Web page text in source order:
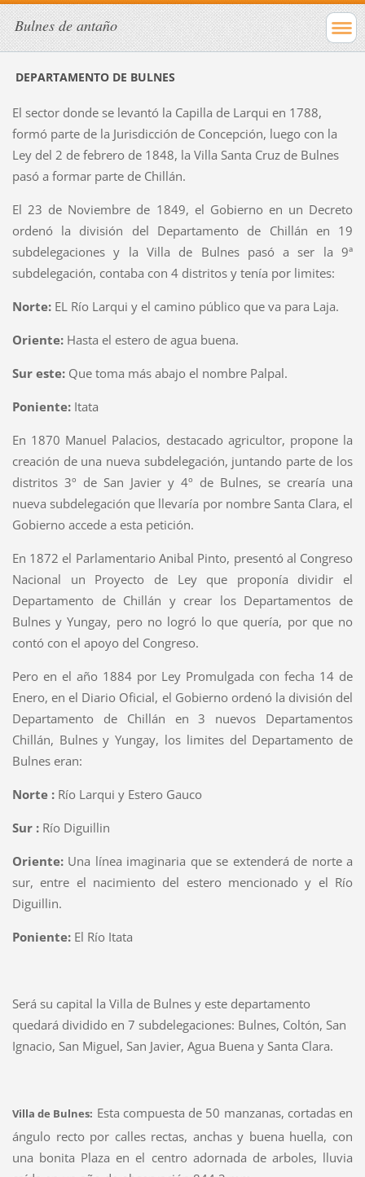
Bulnes de antaño
DEPARTAMENTO DE BULNES
El sector donde se levantó la Capilla de Larqui en 1788,
formó parte de la Jurisdicción de Concepción, luego con la
Ley del 2 de febrero de 1848, la Villa Santa Cruz de Bulnes
pasó a formar parte de Chillán.
El 23 de Noviembre de 1849, el Gobierno en un Decreto
ordenó la división del Departamento de Chillán en 19
subdelegaciones y la Villa de Bulnes pasó a ser la 9ª
subdelegación, contaba con 4 distritos y tenía por limites:
Norte: EL Río Larqui y el camino público que va para Laja.
Oriente: Hasta el estero de agua buena.
Sur este:Que toma más abajo el nombre Palpal.
Poniente:Itata
En 1870 Manuel Palacios, destacado agricultor, propone la
creación de una nueva subdelegación, juntando parte de los
distritos 3º de San Javier y 4º de Bulnes, se crearía una
nueva subdelegación que llevaría por nombre Santa Clara, el
Gobierno accede a esta petición.
En 1872 el Parlamentario Anibal Pinto, presentó al Congreso
Nacional un Proyecto de Ley que proponía dividir el
Departamento de Chillán y crear los Departamentos de
Bulnes y Yungay, pero no logró lo que quería, por que no
contó con el apoyo del Congreso.
Pero en el año 1884 por Ley Promulgada con fecha 14 de
Enero, en el Diario Oficial, el Gobierno ordenó la división del
Departamento de Chillán en 3 nuevos Departamentos
Chillán, Bulnes y Yungay, los limites del Departamento de
Bulnes eran:
Norte :Río Larqui y Estero Gauco
Sur : Río Diguillin
Oriente:Una línea imaginaria que se extenderá de norte a
sur, entre el nacimiento del estero mencionado y el Río
Diguillin.
Poniente:El Río Itata
Será su capital la Villa de Bulnes y este departamento
quedará dividido en 7 subdelegaciones: Bulnes, Coltón, San
Ignacio, San Miguel, San Javier, Agua Buena y Santa Clara.
Villa de Bulnes: Esta compuesta de 50 manzanas, cortadas en
ángulo recto por calles rectas, anchas y buena huella, con
una bonita Plaza en el centro adornada de arboles, lluvia